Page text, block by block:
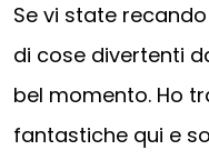
Se vi state
di cose divertenti
bel momento. Ho
fantastiche qui e